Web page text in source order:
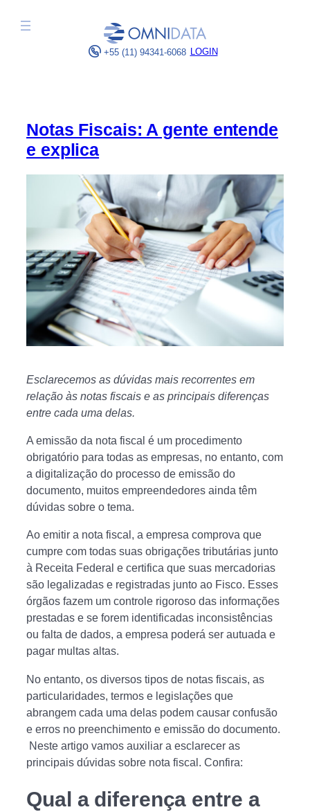
para
+55 (11) 94341-6068 LOGIN
Notas Fiscais: A gente entende
e explica
Esclarecemos as dúvidas mais recorrentes em
relação às notas fiscais e as principais diferenças
entre cada uma delas.
A emissão da nota fiscal é um procedimento
obrigatório para todas as empresas, no entanto, com
a digitalização do processo de emissão do
documento, muitos empreendedores ainda têm
dúvidas sobre o tema.
Ao emitir a nota fiscal, a empresa comprova que
cumpre com todas suas obrigações tributárias junto
à Receita Federal e certifica que suas mercadorias
são legalizadas e registradas junto ao Fisco. Esses
órgãos fazem um controle rigoroso das informações
prestadas e se forem identificadas inconsistências
ou falta de dados, a empresa poderá ser autuada e
pagar multas altas.
No entanto, os diversos tipos de notas fiscais, as
particularidades, termos e legislações que
abrangem cada uma delas podem causar confusão
e erros no preenchimento e emissão do documento.
Neste artigo vamos auxiliar a esclarecer as
principais dúvidas sobre nota fiscal. Confira:
Qual a diferença entre a